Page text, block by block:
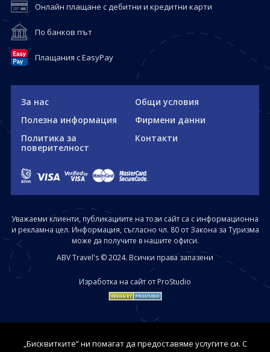
Онлайн плащане с дебитни и кредитни карти
По банков път
Плащания с EasyPay
За нас
Общи условия
Полезна информация
Фирмени данни
Политика за
поверителност
Контакти
Уважаеми клиенти, публикациите на този сайт са с информационна
и рекламна цел. Информация, съгласно чл. 80 от Закона за Туризма
може да получите в нашите офиси.
ABV Travel's © 2024. Всички права запазени
Изработка на сайт от ProStudio
„Бисквитките“ ни помагат да предоставяме услугите си. С